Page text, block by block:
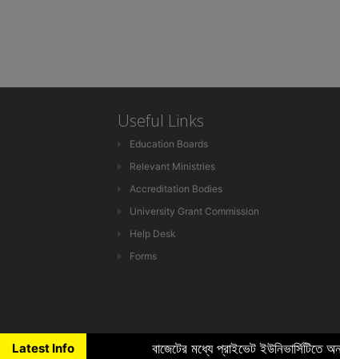
Latest Info বাজেটের মধ্যে প্রাইভেট ইউনিভার্সিটিতে
Useful Links
Education Boards
Relevant Ministries
Accreditation Bodies
University Grant Commission
Help Desk
Forms